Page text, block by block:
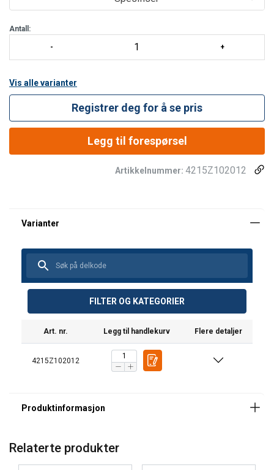
Andre opplysninger
Prøvelast:2,5 ganger WLL
Antall:
Vis alle varianter
Registrer deg for å se pris
Legg til forespørsel
Artikkelnummer: 4215Z102012
FILTER OG KATEGORIER
Art. nr. Legg til handlekurv Flere detaljer
4215Z102012
Merking:
Sikkerhetsfaktor:
Klasse:
Relaterte produkter